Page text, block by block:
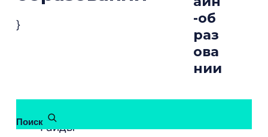
}
-об
раз
ова
нии
Поиск
бесплатные курсы
Гайды